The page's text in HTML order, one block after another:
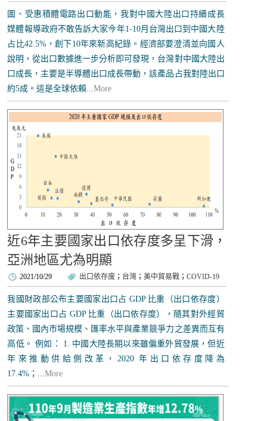
圖、受惠積體電路出口動能，我對中國大陸出口持續成長
媒體報導政府不敢告訴大家今年1-10月台灣出口到中國大陸
占比42.5%，創下10年來新高紀錄。經濟部要澄清並向國人
說明，從出口數據進一步分析即可發現，台灣對中國大陸出
口成長，主要是半導體出口成長帶動，該產品占我對陸出口
約5成。這是全球依賴...More
近6年主要國家出口依存度多呈下滑，
亞洲地區尤為明顯
2021/10/29 出口依存度 ； 台灣 ；美中貿易戰 ；COVID-19
我國財政部公布主要國家出口占 GDP 比重（出口依存度）
主要國家出口占 GDP 比重（出口依存度），​隨其對外經貿
政策、國內市場規模、匯率水平與產業競爭力之差異而互有
高低。 例如： 1. 中國大陸長期以來雖偏重外貿發展，但近
年來推動供給側改革，2020 年出口依存度降為
17.4%；...More